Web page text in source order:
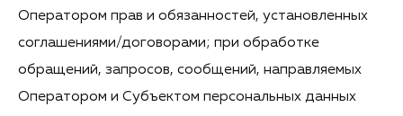
Оператором прав и обязанностей, установленных
соглашениями/договорами; при обработке
обращений, запросов, сообщений, направляемых
Оператором и Субъектом персональных данных